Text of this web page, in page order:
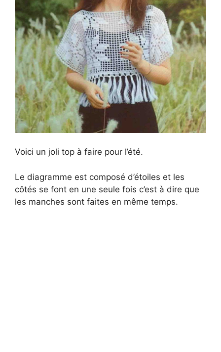
Voici un joli top à faire pour l’été.
Le diagramme est composé d’étoiles et les
côtés se font en une seule fois c’est à dire que
les manches sont faites en même temps.